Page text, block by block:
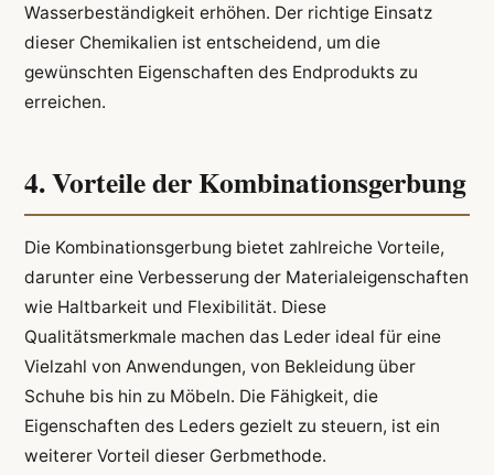
Wasserbeständigkeit erhöhen. Der richtige Einsatz
dieser Chemikalien ist entscheidend, um die
gewünschten Eigenschaften des Endprodukts zu
erreichen.
4. Vorteile der Kombinationsgerbung
Die Kombinationsgerbung bietet zahlreiche Vorteile,
darunter eine Verbesserung der Materialeigenschaften
wie Haltbarkeit und Flexibilität. Diese
Qualitätsmerkmale machen das Leder ideal für eine
Vielzahl von Anwendungen, von Bekleidung über
Schuhe bis hin zu Möbeln. Die Fähigkeit, die
Eigenschaften des Leders gezielt zu steuern, ist ein
weiterer Vorteil dieser Gerbmethode.